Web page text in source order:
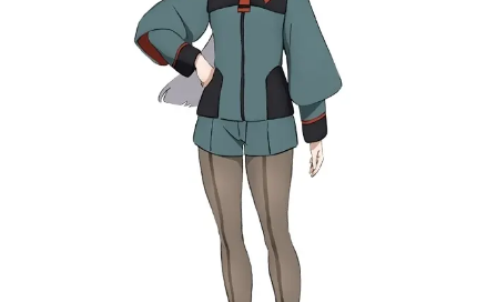
（編入）学籍番号：LP041寮：地球
寮親族：母・プロスペラMS：ガンダ
ム・エアリアル特徴：赤い髪、母か
らもらったヘアバンドスレッタの決
闘結果VSグエル（第1話）：勝利
（ホルダーに昇格）VSグエル（第3
話）：学園在籍を賭けて、勝利VSエ
ラン（第6話）：エランを知ることを
賭けて、勝利入学理由水星を豊かな
星にするため。母・プロスペラの薦
めで、アスティカシア高等専門学園
に編入しました。スレッタにとっ...